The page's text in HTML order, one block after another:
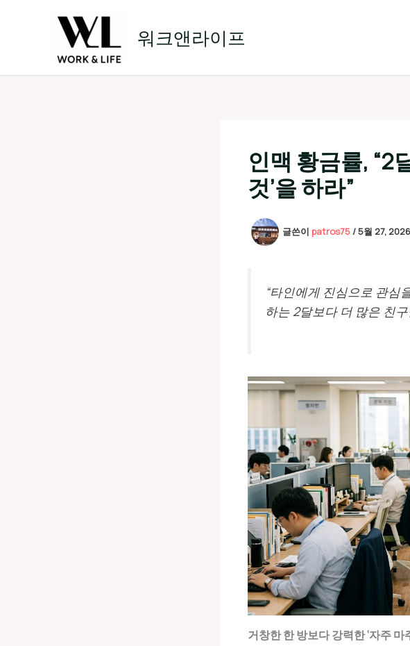
건
워크앤라이프
인맥 황금률, “2
것’을 하라”
글쓴이 patros75 /5월 27, 2026
“타인에게 진심으로 관심
하는 2달보다 더 많은 친
거창한 한 방보다 강력한 ‘자주 마